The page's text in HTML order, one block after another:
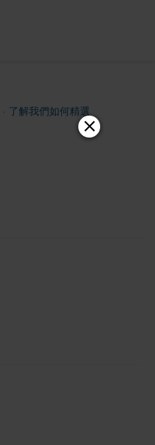
了解我們如何精選